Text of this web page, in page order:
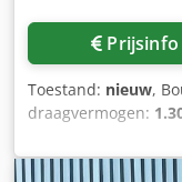
Prijsinfo
Toestand: nieuw,
draagvermogen:
2.140 mm,